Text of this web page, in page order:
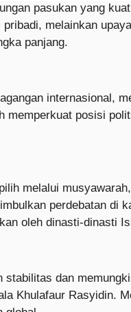
pasukan yang
pribadi, melainkan
panjang.
internasional,
memperkuat posisi
melalui
perdebatan di
oleh dinasti-dinasti
dan
Khulafaur Rasyidin.